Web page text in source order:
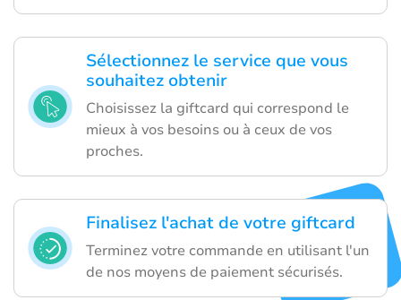
Sélectionnez le service que vous
souhaitez obtenir
Choisissez la giftcard qui correspond le
mieux à vos besoins ou à ceux de vos
proches.
Finalisez l'achat de votre giftcard
Terminez votre commande en utilisant l'un
de nos moyens de paiement sécurisés.